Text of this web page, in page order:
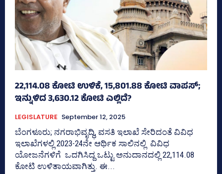
22,114.08 ಕೋಟಿ ಉಳಿಕೆ, 15,801.88 ಕೋಟಿ ವಾಪಸ್‌;
ಇನ್ನುಳಿದ 3,630.12 ಕೋಟಿ ಎಲ್ಲಿದೆ?
LEGISLATURE September 12, 2025
ಬೆಂಗಳೂರು; ನಗರಾಭಿವೃದ್ಧಿ, ವಸತಿ ಇಲಾಖೆ ಸೇರಿದಂತೆ ವಿವಿಧ
ಇಲಾಖೆಗಳಲ್ಲಿ 2023-24ನೇ ಆರ್ಥಿಕ ಸಾಲಿನಲ್ಲಿ ವಿವಿಧ
ಯೋಜನೆಗಳಿಗೆ ಒದಗಿಸಿದ್ದ ಒಟ್ಟು ಅನುದಾನದಲ್ಲಿ 22,114.08
ಕೋಟಿ ಉಳಿತಾಯವಾಗಿತ್ತು. ಈ...